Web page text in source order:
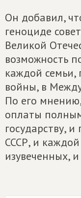
Он добавил,
геноциде
Великой
возможность
каждой семьи,
войны, в
По его
оплаты
государству,
СССР, и
изувеченных,